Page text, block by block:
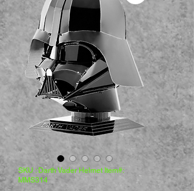
SKU : Darth Vader Helmet Item#:
MMS314